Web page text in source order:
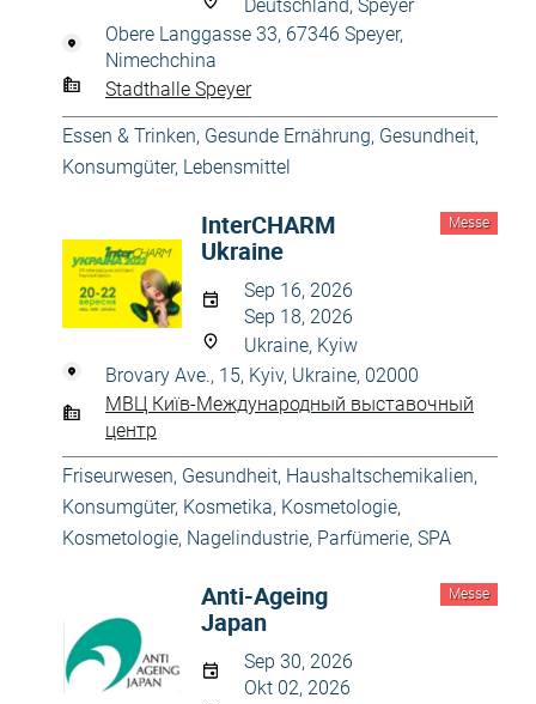
Deutschland, Speyer
Obere Langgasse 33, 67346 Speyer,
Nimechchina
Stadthalle Speyer
Essen & Trinken, Gesunde Ernährung, Gesundheit,
Konsumgüter, Lebensmittel
Messe
InterCHARM
Ukraine
Sep 16, 2026
Sep 18, 2026
Ukraine, Kyiw
Brovary Ave., 15, Kyiv, Ukraine, 02000
МВЦ Київ-Международный выставочный
центр
Friseurwesen, Gesundheit, Haushaltschemikalien,
Konsumgüter, Kosmetika, Kosmetologie,
Kosmetologie, Nagelindustrie, Parfümerie, SPA
Messe
Anti-Ageing
Japan
Sep 30, 2026
Okt 02, 2026